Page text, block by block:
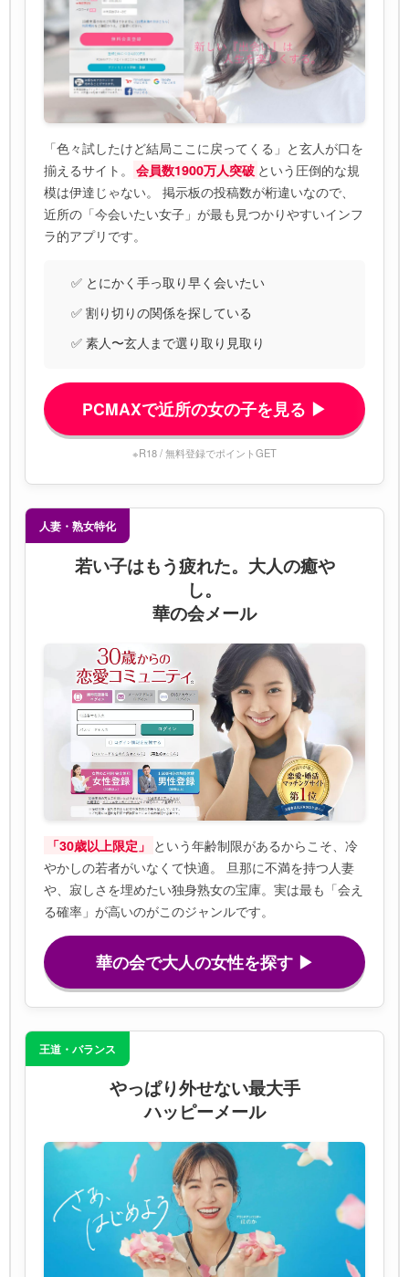
「色々試したけど結局ここに戻ってくる」と玄人が口を
揃えるサイト。 会員数1900万人突破 という圧倒的な規
模は伊達じゃない。 掲示板の投稿数が桁違いなので、
近所の「今会いたい女子」が最も見つかりやすいインフ
ラ的アプリです。
✅ とにかく手っ取り早く会いたい
✅ 割り切りの関係を探している
✅ 素人〜玄人まで選り取り見取り
PCMAXで近所の女の子を見る ▶
※R18 / 無料登録でポイントGET
人妻・熟女特化
若い子はもう疲れた。大人の癒や
し。
華の会メール
「30歳以上限定」 という年齢制限があるからこそ、冷
やかしの若者がいなくて快適。 旦那に不満を持つ人妻
や、寂しさを埋めたい独身熟女の宝庫。実は最も「会え
る確率」が高いのがこのジャンルです。
華の会で大人の女性を探す ▶
王道・バランス
やっぱり外せない最大手
ハッピーメール